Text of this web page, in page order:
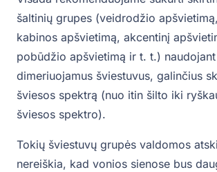
šaltinių grupes (veidrodžio
kabinos apšvietimą, akcentinį
pobūdžio apšvietimą ir t. t.) naudojant
dimeriuojamus šviestuvus, galinčius
šviesos spektrą (nuo itin šilto iki
šviesos spektro).
Tokių šviestuvų grupės valdomos
nereiškia, kad vonios sienose bus